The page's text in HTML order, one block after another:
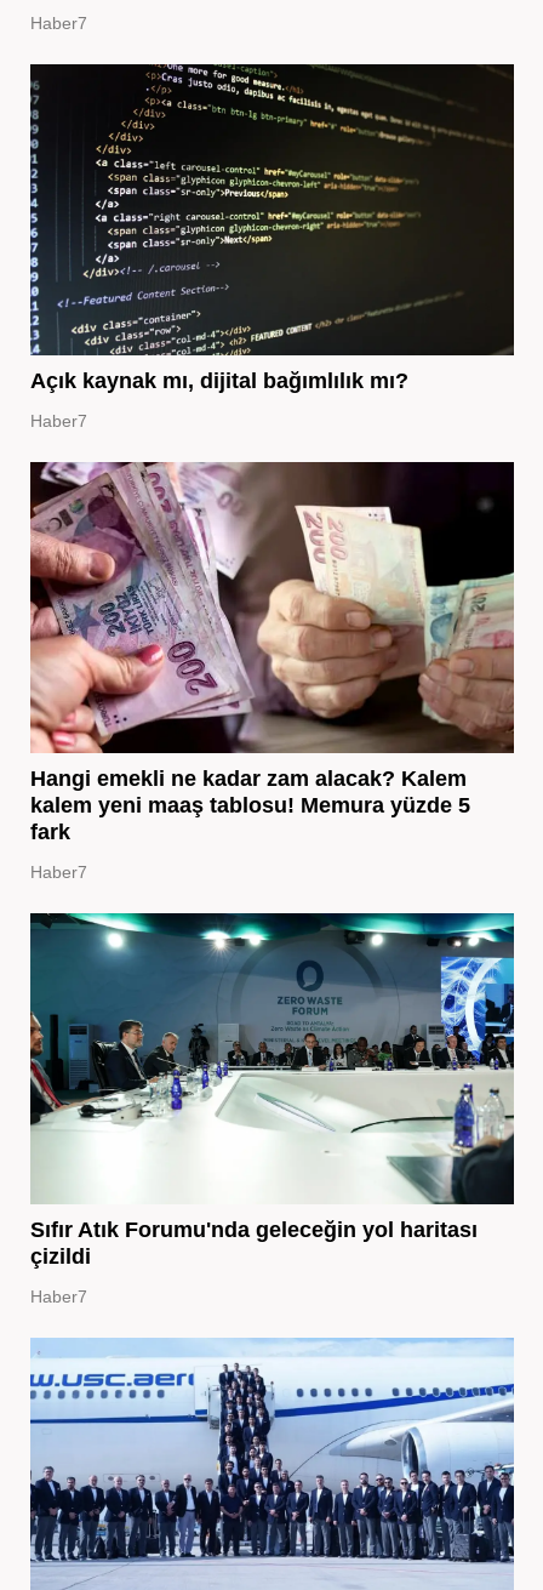
Haber7
Açık kaynak mı, dijital bağımlılık mı?
Haber7
Hangi emekli ne kadar zam alacak? Kalem
kalem yeni maaş tablosu! Memura yüzde 5
fark
Haber7
Sıfır Atık Forumu'nda geleceğin yol haritası
çizildi
Haber7